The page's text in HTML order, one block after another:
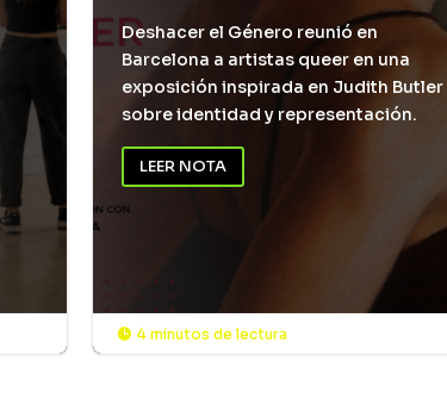
Deshacer el Género reunió en
Barcelona a artistas queer en una
exposición inspirada en Judith Butler
sobre identidad y representación.
LEER NOTA
 4 minutos de lectura